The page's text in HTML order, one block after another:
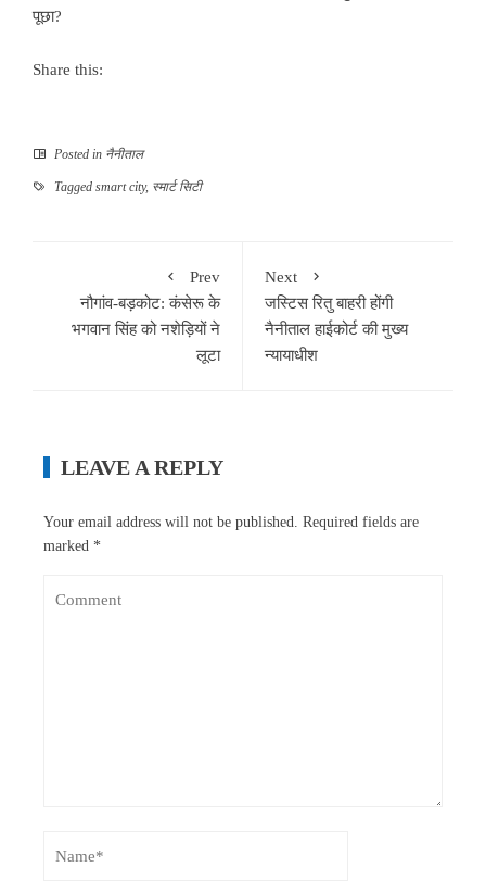
पूछा?
Share this:
Posted in नैनीताल
Tagged smart city, स्मार्ट सिटी
Prev
नौगांव-बड़कोट: कंसेरू के
भगवान सिंह को नशेड़ियों ने
लूटा
Next
जस्टिस रितु बाहरी होंगी
नैनीताल हाईकोर्ट की मुख्य
न्यायाधीश
LEAVE A REPLY
Your email address will not be published.
Required fields are
marked *